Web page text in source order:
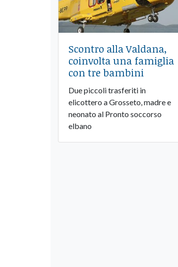
Scontro alla Valdana,
coinvolta una famiglia
con tre bambini
Due piccoli trasferiti in
elicottero a Grosseto, madre e
neonato al Pronto soccorso
elbano